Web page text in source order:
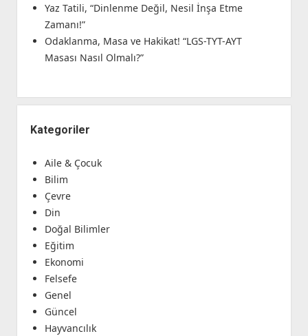
Yaz Tatili, “Dinlenme Değil, Nesil İnşa Etme
Zamanı!”
Odaklanma, Masa ve Hakikat! “LGS-TYT-AYT
Masası Nasıl Olmalı?”
Kategoriler
Aile & Çocuk
Bilim
Çevre
Din
Doğal Bilimler
Eğitim
Ekonomi
Felsefe
Genel
Güncel
Hayvancılık